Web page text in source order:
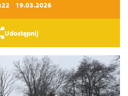
19.03.2026
Udostępnij